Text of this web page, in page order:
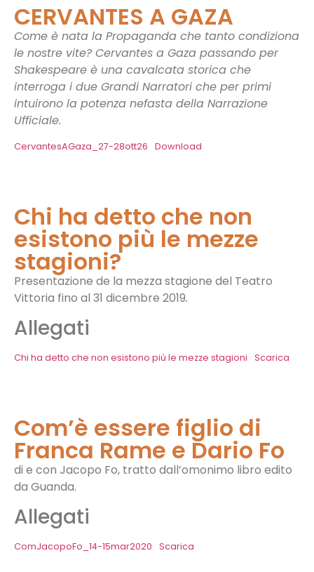
CERVANTES A GAZA
Come è nata la Propaganda che tanto condiziona
le nostre vite? Cervantes a Gaza passando per
Shakespeare è una cavalcata storica che
interroga i due Grandi Narratori che per primi
intuirono la potenza nefasta della Narrazione
Ufficiale.
CervantesAGaza_27-28ott26 Download
Chi ha detto che non
esistono più le mezze
stagioni?
Presentazione de la mezza stagione del Teatro
Vittoria fino al 31 dicembre 2019.
Allegati
Chi ha detto che non esistono più le mezze stagioni Scarica
Com’è essere figlio di
Franca Rame e Dario Fo
di e con Jacopo Fo, tratto dall’omonimo libro edito
da Guanda.
Allegati
ComJacopoFo_14-15mar2020 Scarica